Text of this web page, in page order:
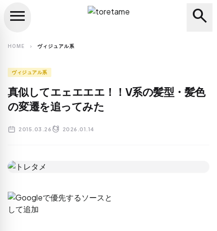
search
menu search
HOME chevron_right ヴィジュアル系
ヴィジュアル系
真似してエェエエエ！！V系の髪型・髪色
の変遷を追ってみた
2015.03.26 2026.01.14